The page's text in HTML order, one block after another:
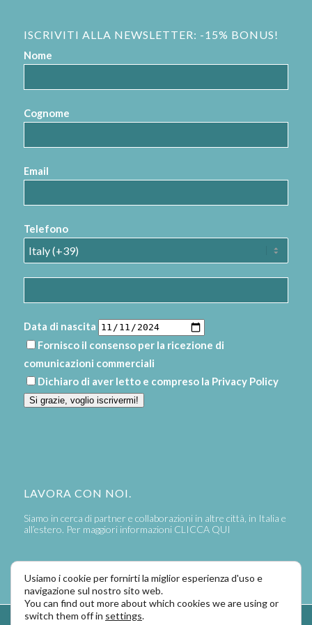
ISCRIVITI ALLA NEWSLETTER: -15% BONUS!
Nome
Cognome
Email
Telefono
Data di nascita
Fornisco il consenso per la ricezione di
comunicazioni commerciali
Dichiaro di aver letto e compreso la Privacy Policy
Si grazie, voglio iscrivermi!
LAVORA CON NOI.
Siamo in cerca di partner e collaborazioni in altre città, in Italia e
all’estero. Per maggiori informazioni CLICCA QUI
Usiamo i cookie per fornirti la miglior esperienza d'uso e
navigazione sul nostro sito web.
You can find out more about which cookies we are using or
switch them off in settings.